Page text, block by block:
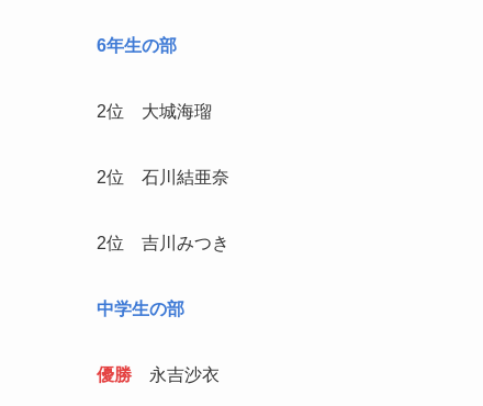
6年生の部
2位 大城海瑠
2位 石川結亜奈
2位 吉川みつき
中学生の部
優勝 永吉沙衣